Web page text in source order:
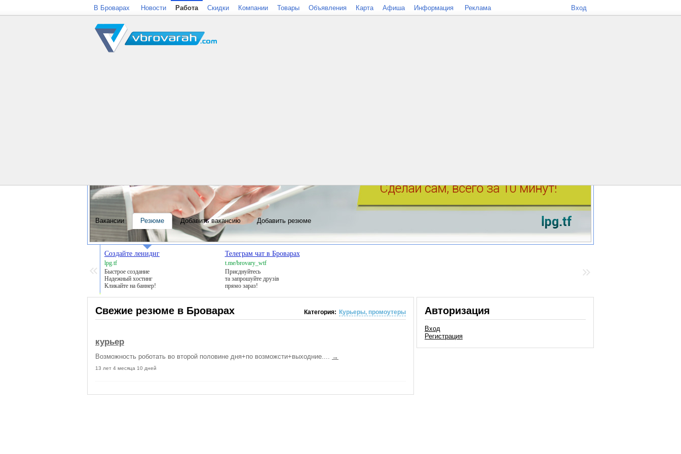
Создайте лениднг
lpg.tf
Быстрое создание
Надежный хостинг
Кликайте на баннер!
Телеграм чат в Броварах
t.me/brovary_wtf
Приєднуйтесь
та запрошуйте друзів
прямо зараз!
Свежие резюме в Броварах Категория: Курьеры, промоутеры
курьер
Возможность роботать во второй половине дня+по возможсти+выходние.... →
13 лет 4 месяца 10 дней
Авторизация
Вход
Регистрация
В Броварах Новости Работа Скидки Компании Товары Объявления Карта Афиша Информация Реклама Вход
Вакансии Резюме Добавить вакансию Добавить резюме